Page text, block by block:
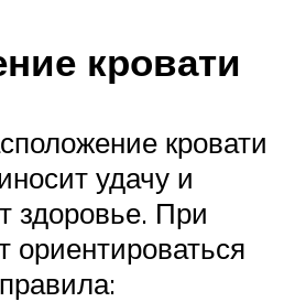
кровати
кровати
удачу и
здоровье. При
ориентироваться